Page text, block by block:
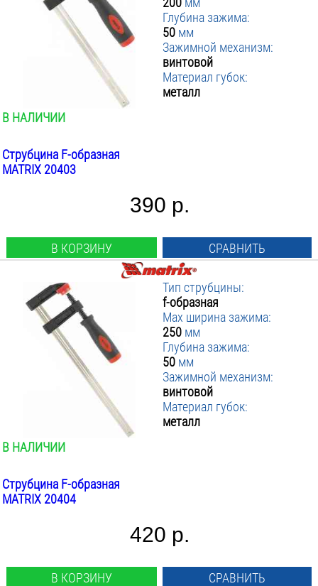
Глубина зажима:
50 мм
Зажимной механизм:
винтовой
Материал губок:
металл
В НАЛИЧИИ
Струбцина F-образная
MATRIX 20403
390 р.
В КОРЗИНУ СРАВНИТЬ
Тип струбцины:
f-образная
Max ширина зажима:
250 мм
Глубина зажима:
50 мм
Зажимной механизм:
винтовой
Материал губок:
металл
В НАЛИЧИИ
Струбцина F-образная
MATRIX 20404
420 р.
В КОРЗИНУ СРАВНИТЬ